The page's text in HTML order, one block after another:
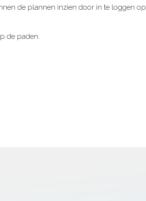
de plannen inzien door in te loggen op
de paden.